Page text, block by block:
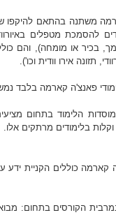
משתנה בהתאם להיקפו
להסמכת מטפלים
בכיר או מומחה), והם
תזונה אירו וודית וכו').
פאנצ'ה קארמה בלבד
הלימוד בתחום
בלימודים מרתקים אלו.
כוללים הקניית ידע
הקורסים בתחום: מבוא